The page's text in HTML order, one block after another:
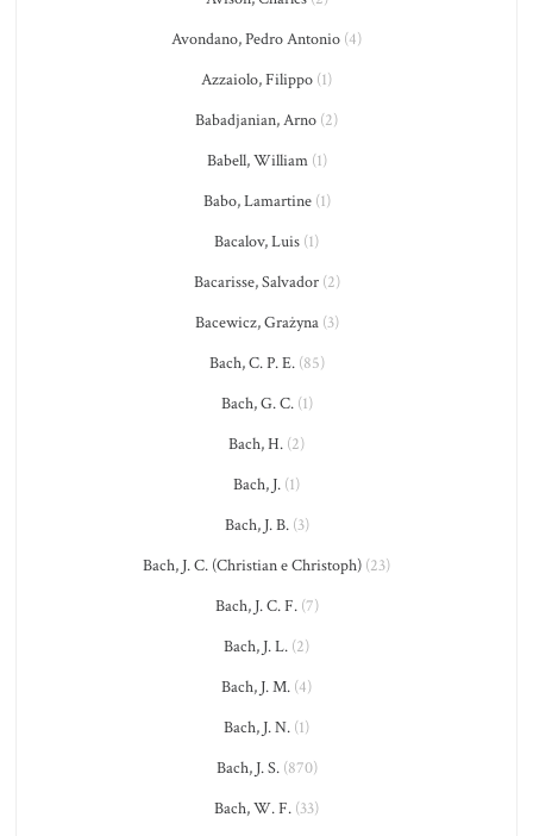
Avondano, Pedro Antonio (4)
Azzaiolo, Filippo (1)
Babadjanian, Arno (2)
Babell, William(1)
Babo, Lamartine(1)
Bacalov, Luis (1)
Bacarisse, Salvador(2)
Bacewicz, Grażyna(3)
Bach, C. P. E.(85)
Bach, G. C.(1)
Bach, H. (2)
Bach, J. (1)
Bach, J. B.(3)
Bach, J. C. (Christian e Christoph) (23)
Bach, J. C. F.(7)
Bach, J. L. (2)
Bach, J. M. (4)
Bach, J. N. (1)
Bach, J. S.(870)
Bach, W. F. (33)